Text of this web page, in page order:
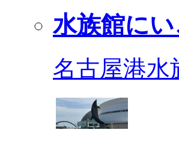
水族館にい
名古屋港水